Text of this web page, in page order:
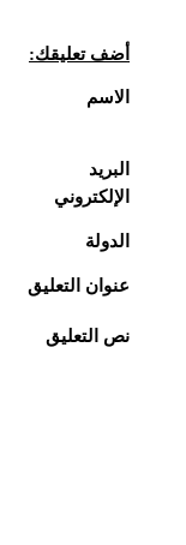
أضف تعليقك:
الاسم
البريد
الإلكتروني
الدولة
عنوان التعليق
نص التعليق